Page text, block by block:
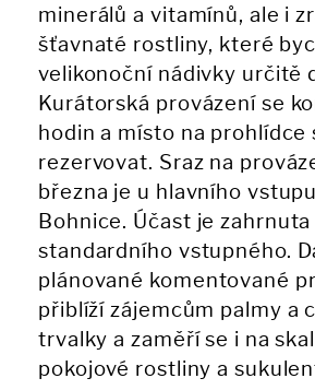
minerálů a vitamínů, ale i
šťavnaté rostliny, které
velikonoční nádivky určitě
Kurátorská provázení se
hodin a místo na prohlídce
rezervovat. Sraz na
března je u hlavního
Bohnice. Účast je
standardního vstupného.
plánované komentované
přiblíží zájemcům palmy a
trvalky a zaměří se i na
pokojové rostliny a